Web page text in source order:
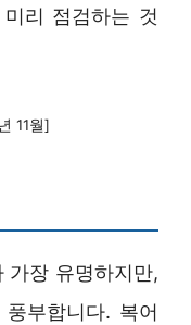
리 점검하는 것
11월]
가장 유명하지만,
부합니다. 복어